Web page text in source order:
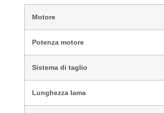
Motore
Potenza motore
Sistema di taglio
Lunghezza lama